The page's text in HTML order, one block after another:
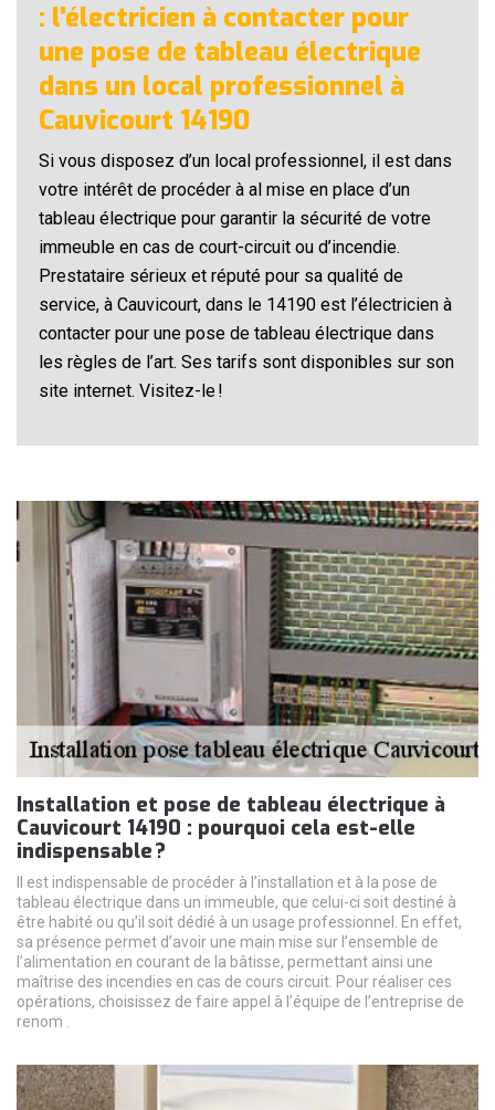
: l’électricien à contacter pour
une pose de tableau électrique
dans un local professionnel à
Cauvicourt 14190
Si vous disposez d’un local professionnel, il est dans
votre intérêt de procéder à al mise en place d’un
tableau électrique pour garantir la sécurité de votre
immeuble en cas de court-circuit ou d’incendie.
Prestataire sérieux et réputé pour sa qualité de
service, à Cauvicourt, dans le 14190 est l’électricien à
contacter pour une pose de tableau électrique dans
les règles de l’art. Ses tarifs sont disponibles sur son
site internet. Visitez-le !
Installation et pose de tableau électrique à
Cauvicourt 14190 : pourquoi cela est-elle
indispensable ?
Il est indispensable de procéder à l’installation et à la pose de
tableau électrique dans un immeuble, que celui-ci soit destiné à
être habité ou qu’il soit dédié à un usage professionnel. En effet,
sa présence permet d’avoir une main mise sur l’ensemble de
l’alimentation en courant de la bâtisse, permettant ainsi une
maîtrise des incendies en cas de cours circuit. Pour réaliser ces
opérations, choisissez de faire appel à l’équipe de l’entreprise de
renom .